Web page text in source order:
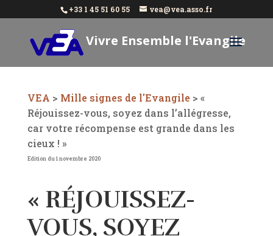
+33 1 45 51 60 55 vea@vea.asso.fr
Vivre Ensemble l'Evangile
VEA > Mille signes de l'Evangile > «
Réjouissez-vous, soyez dans l’allégresse,
car votre récompense est grande dans les
cieux ! »
Edition du 1 novembre 2020
« RÉJOUISSEZ-
VOUS, SOYEZ